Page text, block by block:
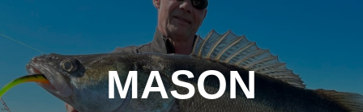
MASON